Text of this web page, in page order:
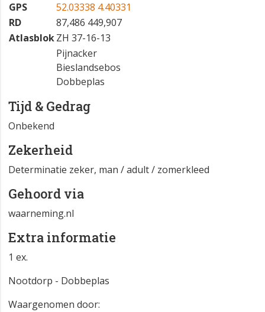
GPS
52.03338 4.40331
RD
87,486 449,907
AtlasblokZH 37-16-13
Pijnacker
Bieslandsebos
Dobbeplas
Tijd & Gedrag
Onbekend
Zekerheid
Determinatie zeker, man / adult / zomerkleed
Gehoord via
waarneming.nl
Extra informatie
1 ex.
Nootdorp - Dobbeplas
Waargenomen door: